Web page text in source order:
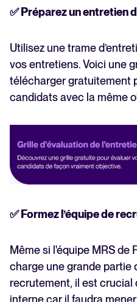
✅ Préparez un entretien
Utilisez une trame
vos entretiens. Voici une
télécharger gratuitement
candidats avec la même
✅ Formez l’équipe de
Même si l'équipe MRS de
charge une grande partie
recrutement, il est crucial
interne car il faudra